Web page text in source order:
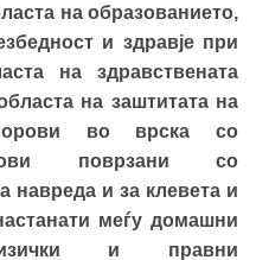
на образованието,
и здравје при
на здравствената
на заштитата на
во врска со
поврзани со
навреда и за клевета и
меѓу домашни
и правни